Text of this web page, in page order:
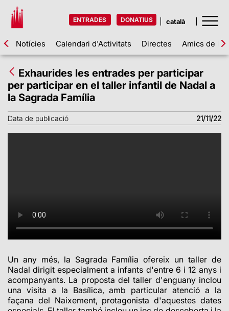
ENTRADES DONATIUS
Notícies Calendari d'Activitats Directes Amics de la
Exhaurides les entrades per participar
per participar en el taller infantil de Nadal a
la Sagrada Família
Data de publicació 21/11/22
Un any més, la Sagrada Família ofereix un taller de
Nadal dirigit especialment a infants d'entre 6 i 12 anys i
acompanyants. La proposta del taller d'enguany inclou
una visita a la Basílica, amb particular atenció a la
façana del Naixement, protagonista d'aquestes dates